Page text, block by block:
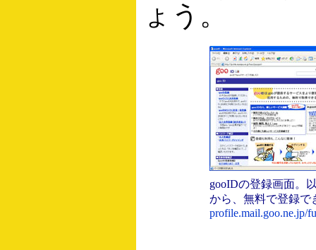
ょう。
gooIDの登録画面。
から、無料で登録で
profile.mail.goo.ne.jp/